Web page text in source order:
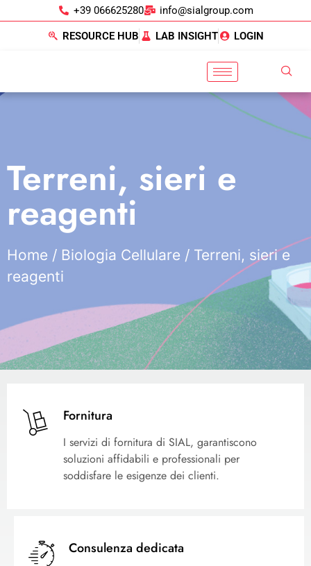
+39 066625280 info@sialgroup.com
RESOURCE HUB LAB INSIGHT LOGIN
Terreni, sieri e
reagenti
Home / Biologia Cellulare / Terreni, sieri e
reagenti
Fornitura
I servizi di fornitura di SIAL, garantiscono
soluzioni affidabili e professionali per
soddisfare le esigenze dei clienti.
Consulenza dedicata